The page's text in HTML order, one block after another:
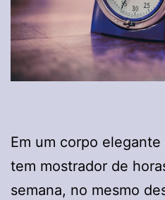
Em um corpo
tem mostrador de
semana, no mesmo